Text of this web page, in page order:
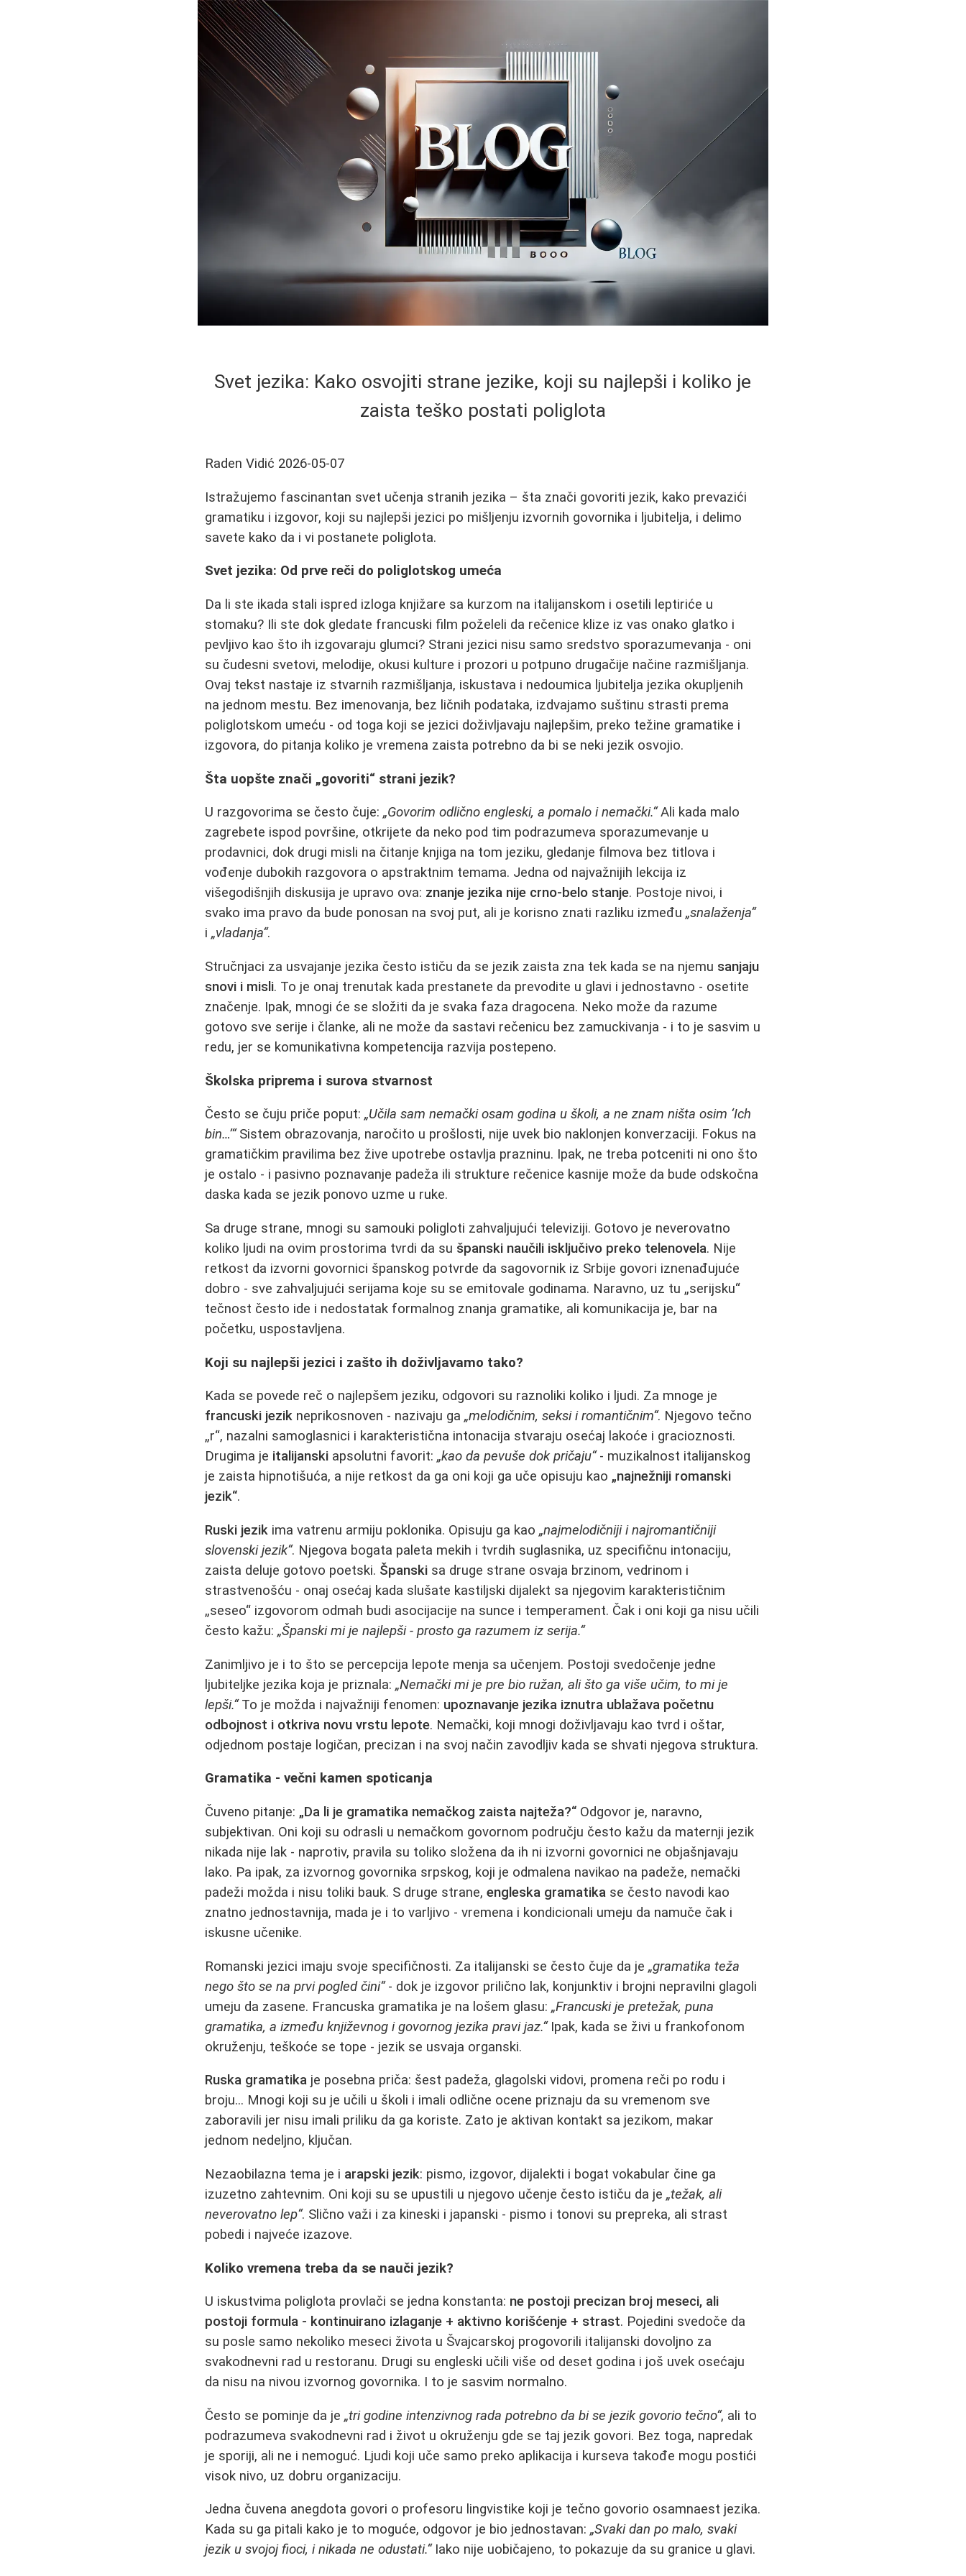
Svet jezika: Kako osvojiti strane jezike, koji su najlepši i koliko je
zaista teško postati poliglota
Raden Vidić 2026-05-07
Istražujemo fascinantan svet učenja stranih jezika – šta znači govoriti jezik, kako prevazići
gramatiku i izgovor, koji su najlepši jezici po mišljenju izvornih govornika i ljubitelja, i delimo
savete kako da i vi postanete poliglota.
Svet jezika: Od prve reči do poliglotskog umeća
Da li ste ikada stali ispred izloga knjižare sa kurzom na italijanskom i osetili leptiriće u
stomaku? Ili ste dok gledate francuski film poželeli da rečenice klize iz vas onako glatko i
pevljivo kao što ih izgovaraju glumci? Strani jezici nisu samo sredstvo sporazumevanja - oni
su čudesni svetovi, melodije, okusi kulture i prozori u potpuno drugačije načine razmišljanja.
Ovaj tekst nastaje iz stvarnih razmišljanja, iskustava i nedoumica ljubitelja jezika okupljenih
na jednom mestu. Bez imenovanja, bez ličnih podataka, izdvajamo suštinu strasti prema
poliglotskom umeću - od toga koji se jezici doživljavaju najlepšim, preko težine gramatike i
izgovora, do pitanja koliko je vremena zaista potrebno da bi se neki jezik osvojio.
Šta uopšte znači „govoriti“ strani jezik?
U razgovorima se često čuje:„Govorim odlično engleski, a pomalo i nemački.“Ali kada malo
zagrebete ispod površine, otkrijete da neko pod tim podrazumeva sporazumevanje u
prodavnici, dok drugi misli na čitanje knjiga na tom jeziku, gledanje filmova bez titlova i
vođenje dubokih razgovora o apstraktnim temama. Jedna od najvažnijih lekcija iz
višegodišnjih diskusija je upravo ova: znanje jezika nije crno‑belo stanje. Postoje nivoi, i
svako ima pravo da bude ponosan na svoj put, ali je korisno znati razliku između„snalaženja“
i„vladanja“.
Stručnjaci za usvajanje jezika često ističu da se jezik zaista zna tek kada se na njemu sanjaju
snovi i misli. To je onaj trenutak kada prestanete da prevodite u glavi i jednostavno - osetite
značenje. Ipak, mnogi će se složiti da je svaka faza dragocena. Neko može da razume
gotovo sve serije i članke, ali ne može da sastavi rečenicu bez zamuckivanja - i to je sasvim u
redu, jer se komunikativna kompetencija razvija postepeno.
Školska priprema i surova stvarnost
Često se čuju priče poput:„Učila sam nemački osam godina u školi, a ne znam ništa osim ‘Ich
bin…’“Sistem obrazovanja, naročito u prošlosti, nije uvek bio naklonjen konverzaciji. Fokus na
gramatičkim pravilima bez žive upotrebe ostavlja prazninu. Ipak, ne treba potceniti ni ono što
je ostalo - i pasivno poznavanje padeža ili strukture rečenice kasnije može da bude odskočna
daska kada se jezik ponovo uzme u ruke.
Sa druge strane, mnogi su samouki poligloti zahvaljujući televiziji. Gotovo je neverovatno
koliko ljudi na ovim prostorima tvrdi da su španski naučili isključivo preko telenovela. Nije
retkost da izvorni govornici španskog potvrde da sagovornik iz Srbije govori iznenađujuće
dobro - sve zahvaljujući serijama koje su se emitovale godinama. Naravno, uz tu „serijsku“
tečnost često ide i nedostatak formalnog znanja gramatike, ali komunikacija je, bar na
početku, uspostavljena.
Koji su najlepši jezici i zašto ih doživljavamo tako?
Kada se povede reč o najlepšem jeziku, odgovori su raznoliki koliko i ljudi. Za mnoge je
francuski jezik neprikosnoven - nazivaju ga„melodičnim, seksi i romantičnim“. Njegovo tečno
„r“, nazalni samoglasnici i karakteristična intonacija stvaraju osećaj lakoće i gracioznosti.
Drugima je italijanski apsolutni favorit:„kao da pevuše dok pričaju“- muzikalnost italijanskog
je zaista hipnotišuća, a nije retkost da ga oni koji ga uče opisuju kao „najnežniji romanski
jezik“.
Ruski jezik ima vatrenu armiju poklonika. Opisuju ga kao„najmelodičniji i najromantičniji
slovenski jezik“. Njegova bogata paleta mekih i tvrdih suglasnika, uz specifičnu intonaciju,
zaista deluje gotovo poetski. Španski sa druge strane osvaja brzinom, vedrinom i
strastvenošću - onaj osećaj kada slušate kastiljski dijalekt sa njegovim karakterističnim
„seseo“ izgovorom odmah budi asocijacije na sunce i temperament. Čak i oni koji ga nisu učili
često kažu:„Španski mi je najlepši - prosto ga razumem iz serija.“
Zanimljivo je i to što se percepcija lepote menja sa učenjem. Postoji svedočenje jedne
ljubiteljke jezika koja je priznala:„Nemački mi je pre bio ružan, ali što ga više učim, to mi je
lepši.“To je možda i najvažniji fenomen: upoznavanje jezika iznutra ublažava početnu
odbojnost i otkriva novu vrstu lepote. Nemački, koji mnogi doživljavaju kao tvrd i oštar,
odjednom postaje logičan, precizan i na svoj način zavodljiv kada se shvati njegova struktura.
Gramatika - večni kamen spoticanja
Čuveno pitanje: „Da li je gramatika nemačkog zaista najteža?“ Odgovor je, naravno,
subjektivan. Oni koji su odrasli u nemačkom govornom području često kažu da maternji jezik
nikada nije lak - naprotiv, pravila su toliko složena da ih ni izvorni govornici ne objašnjavaju
lako. Pa ipak, za izvornog govornika srpskog, koji je odmalena navikao na padeže, nemački
padeži možda i nisu toliki bauk. S druge strane,engleska gramatika se često navodi kao
znatno jednostavnija, mada je i to varljivo - vremena i kondicionali umeju da namuče čak i
iskusne učenike.
Romanski jezici imaju svoje specifičnosti. Za italijanski se često čuje da je„gramatika teža
nego što se na prvi pogled čini“- dok je izgovor prilično lak, konjunktiv i brojni nepravilni glagoli
umeju da zasene. Francuska gramatika je na lošem glasu:„Francuski je pretežak, puna
gramatika, a između književnog i govornog jezika pravi jaz.“Ipak, kada se živi u frankofonom
okruženju, teškoće se tope - jezik se usvaja organski.
Ruska gramatika je posebna priča: šest padeža, glagolski vidovi, promena reči po rodu i
broju... Mnogi koji su je učili u školi i imali odlične ocene priznaju da su vremenom sve
zaboravili jer nisu imali priliku da ga koriste. Zato je aktivan kontakt sa jezikom, makar
jednom nedeljno, ključan.
Nezaobilazna tema je i arapski jezik: pismo, izgovor, dijalekti i bogat vokabular čine ga
izuzetno zahtevnim. Oni koji su se upustili u njegovo učenje često ističu da je„težak, ali
neverovatno lep“. Slično važi i za kineski i japanski - pismo i tonovi su prepreka, ali strast
pobedi i najveće izazove.
Koliko vremena treba da se nauči jezik?
U iskustvima poliglota provlači se jedna konstanta: ne postoji precizan broj meseci, ali
postoji formula - kontinuirano izlaganje + aktivno korišćenje + strast. Pojedini svedoče da
su posle samo nekoliko meseci života u Švajcarskoj progovorili italijanski dovoljno za
svakodnevni rad u restoranu. Drugi su engleski učili više od deset godina i još uvek osećaju
da nisu na nivou izvornog govornika. I to je sasvim normalno.
Često se pominje da je„tri godine intenzivnog rada potrebno da bi se jezik govorio tečno“, ali to
podrazumeva svakodnevni rad i život u okruženju gde se taj jezik govori. Bez toga, napredak
je sporiji, ali ne i nemoguć. Ljudi koji uče samo preko aplikacija i kurseva takođe mogu postići
visok nivo, uz dobru organizaciju.
Jedna čuvena anegdota govori o profesoru lingvistike koji je tečno govorio osamnaest jezika.
Kada su ga pitali kako je to moguće, odgovor je bio jednostavan:„Svaki dan po malo, svaki
jezik u svojoj fioci, i nikada ne odustati.“Iako nije uobičajeno, to pokazuje da su granice u glavi.